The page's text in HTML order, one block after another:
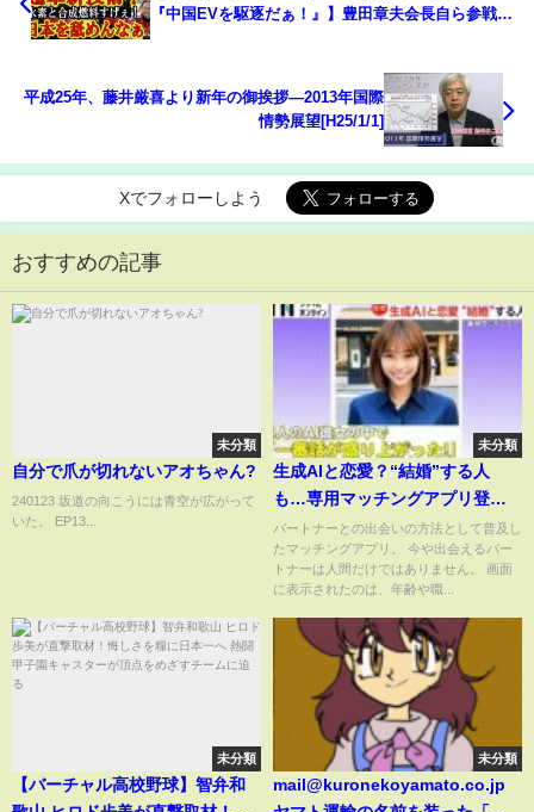
『中国EVを駆逐だぁ！』】豊田章夫会長自ら参戦！
場間近だぁ！
平成25年、藤井厳喜より新年の御挨拶―2013年国際
情勢展望[H25/1/1]
Xでフォローしよう
おすすめの記事
未分類
自分で爪が切れないアオちゃん?
240123 坂道の向こうには青空が広がって
いた。 EP13...
未分類
生成AIと恋愛？“結婚”する人
も…専用マッチングアプリ登
場 専門家は「会話のトレーニ
ングにはなるが“依存”に注意」
パートナーとの出会いの方法として普及し
たマッチングアプリ。 今や出会えるパー
トナーは人間だけではありません。 画面
に表示されたのは、年齢や職...
未分類
【バーチャル高校野球】智弁和
未分類
mail@kuronekoyamato.co.jp